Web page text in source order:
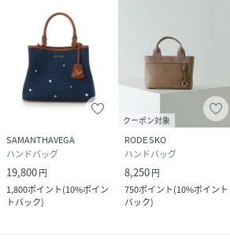
SAMANTHAVEGA
ハンドバッグ
19,800円
1,800ポイント(10%ポイン
トバック)
クーポン対象
RODE SKO
ハンドバッグ
8,250円
750ポイント(10%ポイント
バック)